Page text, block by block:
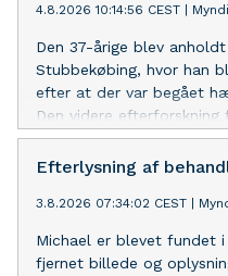
4.8.2026 10:14:56 CEST
Den 37-årige blev
Stubbekøbing, hvor han
efter at der var begået
Den videre
årige også blev sigtet i
både fik kappet
Efterlysning af
3.8.2026 07:34:02 CEST
Michael er blevet fundet
fjernet billede og